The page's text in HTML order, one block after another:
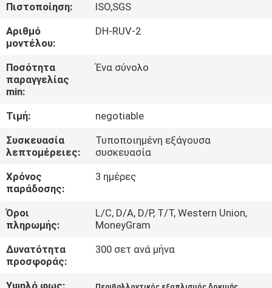
ΠΟΙΟΤΙΚΌΣ
ΈΛΕΓΧΟΣ
ΜΑΣ
ΣΕ
ΕΠΑΦΉ
ΖΗΤΉΣΤΕ
ΈΝΑ
ΑΠΌΣΠΑΣΜΑ
SITEMAP
Πιστοποίηση:
ISO,SGS
Αριθμό
μοντέλου:
DH-RUV-2
Ποσότητα
παραγγελίας
min:
Ένα σύνολο
Τιμή:
negotiable
Συσκευασία
λεπτομέρειες:
Τυποποιημένη εξάγουσα
συσκευασία
Χρόνος
παράδοσης:
3 ημέρες
Όροι
πληρωμής:
L/C, D/A, D/P, T/T, Western Union,
MoneyGram
Δυνατότητα
προσφοράς:
300 σετ ανά μήνα